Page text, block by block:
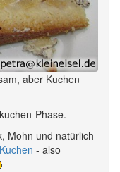
aber Kuchen
Phase.
Mohn und natürlich
- also